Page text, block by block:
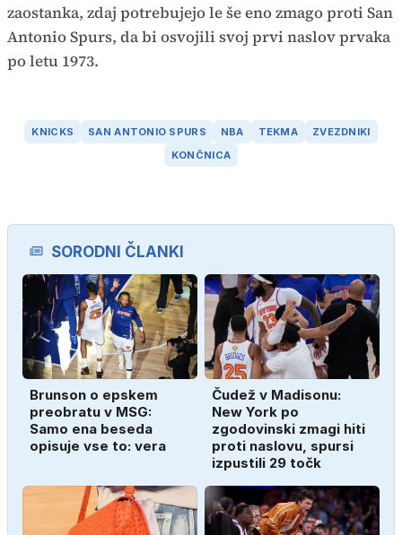
zaostanka, zdaj potrebujejo le še eno zmago proti San
Antonio Spurs, da bi osvojili svoj prvi naslov prvaka
po letu 1973.
KNICKS SAN ANTONIO SPURS NBA TEKMA
ZVEZDNIKI
KONČNICA
SORODNI ČLANKI
Brunson o epskem
preobratu v MSG:
Samo ena beseda
opisuje vse to: vera
Čudež v Madisonu:
New York po
zgodovinski zmagi hiti
proti naslovu, spursi
izpustili 29 točk